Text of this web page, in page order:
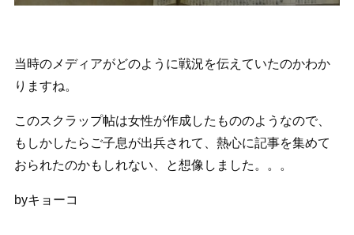
当時のメディアがどのように戦況を伝えていたのかわか
りますね。
このスクラップ帖は女性が作成したもののようなので、
もしかしたらご子息が出兵されて、熱心に記事を集めて
おられたのかもしれない、と想像しました。。。
byキョーコ